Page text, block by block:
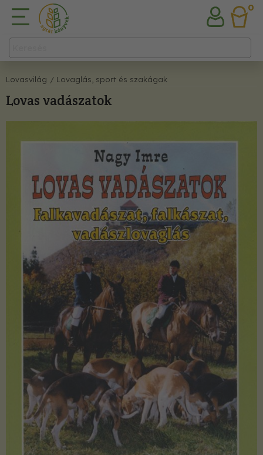
0
Lovasvilág / Lovaglás, sport és szakágak
Lovas vadászatok